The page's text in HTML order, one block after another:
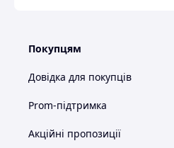
Покупцям
Довідка для покупців
Prom-підтримка
Акційні пропозиції